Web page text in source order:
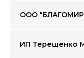
ООО
ИП Терещенко